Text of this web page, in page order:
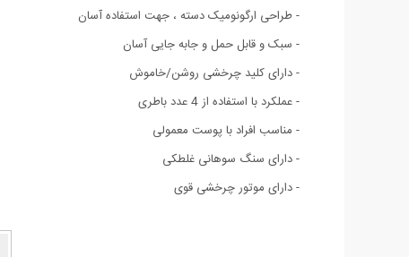
- طراحی ارگونومیک دسته ، جهت استفاده آسان
- سبک و قابل حمل و جابه جایی آسان
- دارای کلید چرخشی روشن/خاموش
- عملکرد با استفاده از 4 عدد باطری
- مناسب افراد با پوست معمولی
- دارای سنگ سوهانی غلطکی
- دارای موتور چرخشی قوی